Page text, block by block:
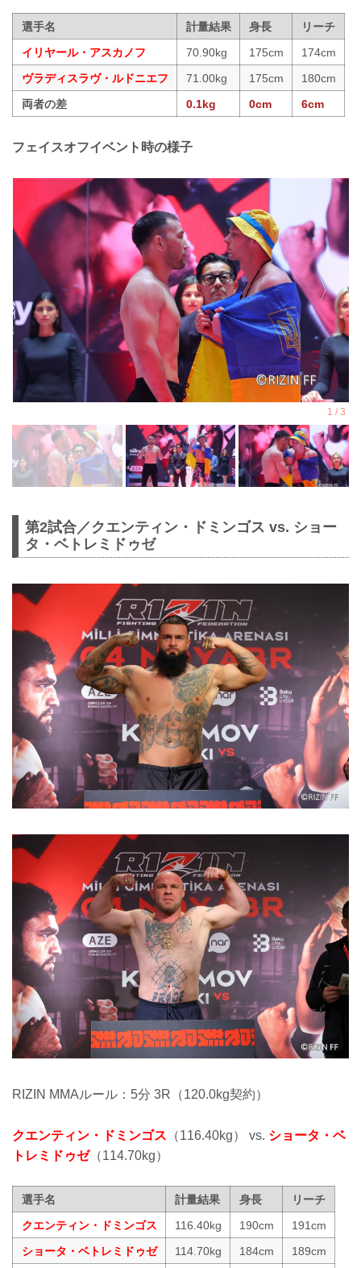
選手名 計量結果 身長
リーチ
イリヤール・アスカノフ
70.90kg 175cm
174cm
ヴラディスラヴ・ルドニエフ
71.00kg 175cm
180cm
両者の差
0.1kg 0cm 6cm
フェイスオフイベント時の様子
第2試合／クエンティン・ドミンゴス vs. ショー
タ・ベトレミドゥゼ
RIZIN MMAルール：5分 3R（120.0kg契約）
クエンティン・ドミンゴス （116.40kg） vs. ショータ・ベ
トレミドゥゼ（114.70kg）
選手名 計量結果 身長
リーチ
クエンティン・ドミンゴス
116.40kg 190cm
191cm
ショータ・ベトレミドゥゼ
114.70kg 184cm 189cm